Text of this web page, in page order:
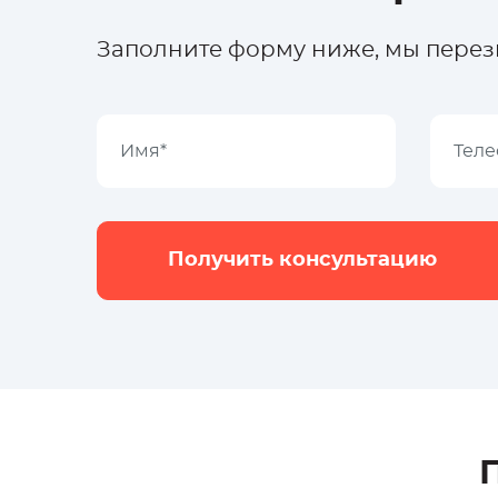
Заполните форму ниже, мы
Получить консультацию